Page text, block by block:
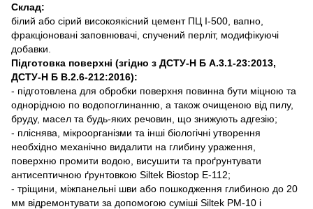
Склад:
білий або сірий високоякісний цемент ПЦ І-500, вапно,
фракціоновані заповнювачі, спучений перліт, модифікуючі
добавки.
Підготовка поверхні (згідно з ДСТУ-Н Б А.3.1-23:2013,
ДСТУ-Н Б В.2.6-212:2016):
- підготовлена для обробки поверхня повинна бути міцною та
однорідною по водопоглинанню, а також очищеною від пилу,
бруду, масел та будь-яких речовин, що знижують адгезію;
- пліснява, мікроорганізми та інші біологічні утворення
необхідно механічно видалити на глибину ураження,
поверхню промити водою, висушити та проґрунтувати
антисептичною ґрунтовкою Siltek Biostop E-112;
- тріщини, міжпанельні шви або пошкодження глибиною до 20
мм відремонтувати за допомогою суміші Siltek PМ-10 і